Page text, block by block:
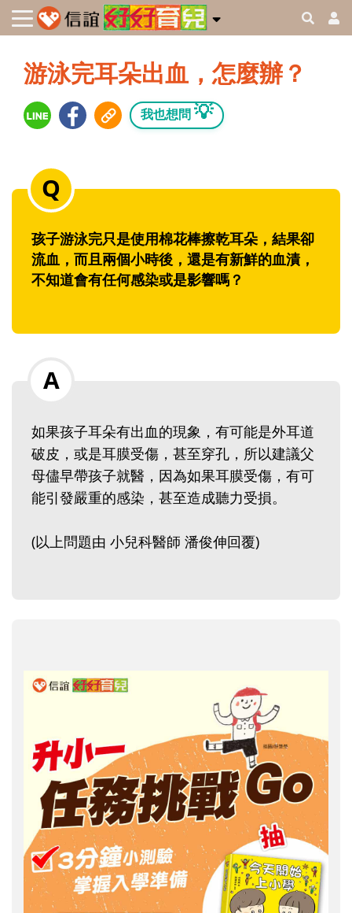
游泳完耳朵出血，怎麼辦？
我也想問 💡
孩子游泳完只是使用棉花棒擦乾耳朵，結果卻
流血，而且兩個小時後，還是有新鮮的血漬，
不知道會有任何感染或是影響嗎？
如果孩子耳朵有出血的現象，有可能是外耳道
破皮，或是耳膜受傷，甚至穿孔，所以建議父
母儘早帶孩子就醫，因為如果耳膜受傷，有可
能引發嚴重的感染，甚至造成聽力受損。
(以上問題由 小兒科醫師 潘俊伸回覆)